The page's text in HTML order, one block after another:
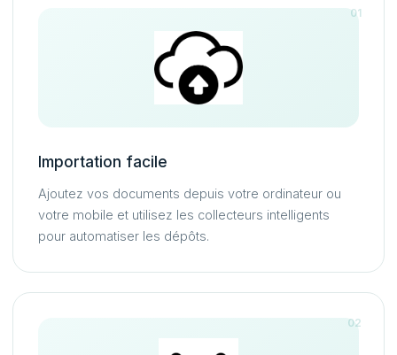
01
Importation facile
Ajoutez vos documents depuis votre ordinateur ou
votre mobile et utilisez les collecteurs intelligents
pour automatiser les dépôts.
02